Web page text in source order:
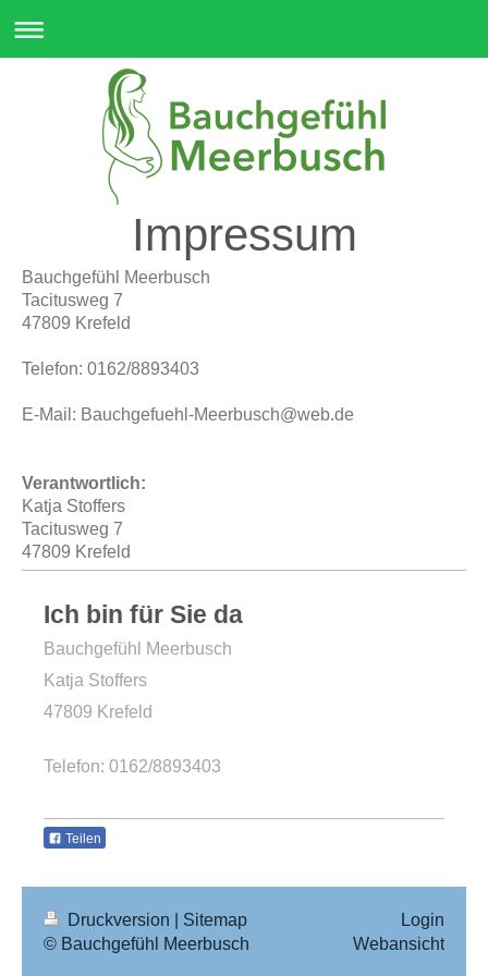
Impressum
Bauchgefühl Meerbusch
Tacitusweg 7
47809 Krefeld
Telefon: 0162/8893403​
E-Mail: Bauchgefuehl-Meerbusch@web.de
Verantwortlich:
Katja Stoffers
Tacitusweg 7
47809 Krefeld
Ich bin für Sie da
Bauchgefühl Meerbusch
Katja Stoffers
47809 Krefeld
Telefon: 0162/8893403
Teilen
Druckversion
Sitemap
© Bauchgefühl Meerbusch
Login
Webansicht